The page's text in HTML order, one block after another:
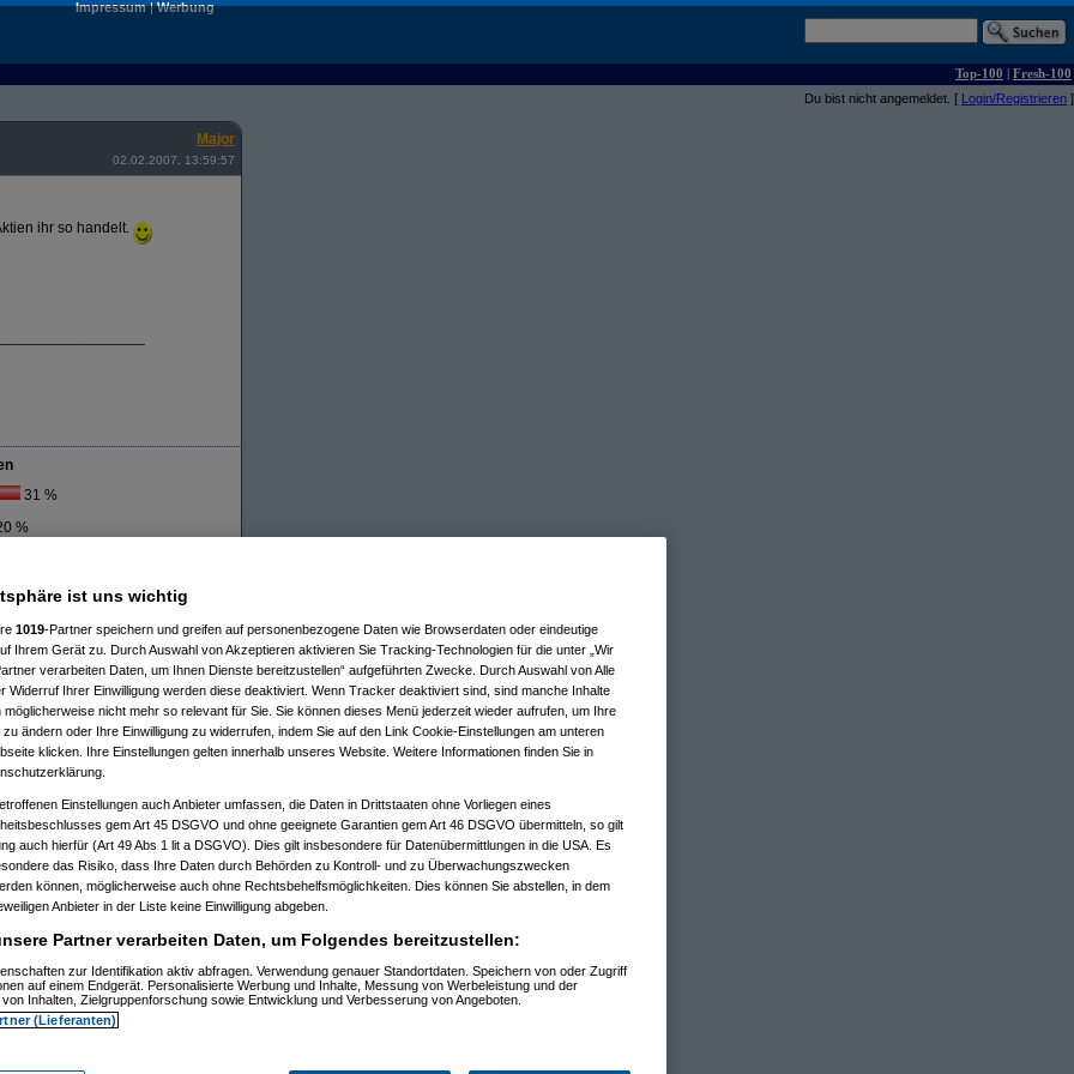
Impressum|Werbung
Top-100 | Fresh-100
Du bist nicht angemeldet. [ Login/Registrieren ]
Major
02.02.2007, 13:59:57
ihr so handelt.
31 %
%
ist uns wichtig
1019-Partner speichern und greifen auf personenbezogene Daten wie Browserdaten oder eindeutige
Ihrem Gerät zu. Durch Auswahl von Akzeptieren aktivieren Sie Tracking-Technologien für die unter „Wir
verarbeiten Daten, um Ihnen Dienste bereitzustellen“ aufgeführten Zwecke. Durch Auswahl von Alle
Widerruf Ihrer Einwilligung werden diese deaktiviert. Wenn Tracker deaktiviert sind, sind manche Inhalte
möglicherweise nicht mehr so relevant für Sie. Sie können dieses Menü jederzeit wieder aufrufen, um Ihre
zu ändern oder Ihre Einwilligung zu widerrufen, indem Sie auf den Link Cookie-Einstellungen am unteren
klicken. Ihre Einstellungen gelten innerhalb unseres Website. Weitere Informationen finden Sie in
Einstellungen auch Anbieter umfassen, die Daten in Drittstaaten ohne Vorliegen eines
gem Art 45 DSGVO und ohne geeignete Garantien gem Art 46 DSGVO übermitteln, so gilt
auch hierfür (Art 49 Abs 1 lit a DSGVO). Dies gilt insbesondere für Datenübermittlungen in die USA. Es
das Risiko, dass Ihre Daten durch Behörden zu Kontroll- und zu Überwachungszwecken
können, möglicherweise auch ohne Rechtsbehelfsmöglichkeiten. Dies können Sie abstellen, in dem
Anbieter in der Liste keine Einwilligung abgeben.
Partner verarbeiten Daten, um Folgendes bereitzustellen:
zur Identifikation aktiv abfragen. Verwendung genauer Standortdaten. Speichern von oder Zugriff
auf einem Endgerät. Personalisierte Werbung und Inhalte, Messung von Werbeleistung und der
Inhalten, Zielgruppenforschung sowie Entwicklung und Verbesserung von Angeboten.
(Lieferanten)